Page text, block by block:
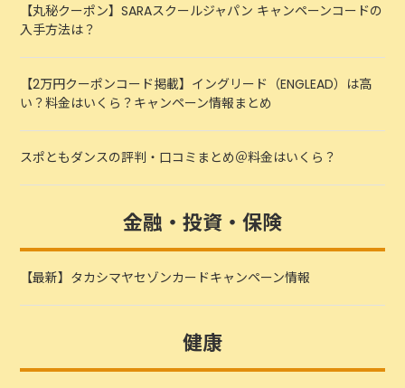
【丸秘クーポン】SARAスクールジャパン キャンペーンコードの
入手方法は？
【2万円クーポンコード掲載】イングリード（ENGLEAD）は高
い？料金はいくら？キャンペーン情報まとめ
スポともダンスの評判・口コミまとめ＠料金はいくら？
金融・投資・保険
【最新】タカシマヤセゾンカードキャンペーン情報
健康